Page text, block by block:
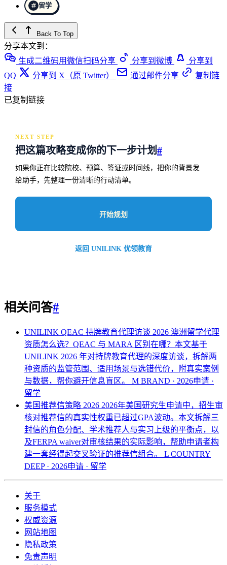
留学
Back To Top
分享本文到：
生成二维码用微信扫码分享
分享到微博
分享到
QQ
分享到 X（原 Twitter） 通过邮件分享
复制链
接
已复制链接
NEXT STEP
把这篇攻略变成你的下一步计划#
如果你正在比较院校、预算、签证或时间线，把你的背景发
给助手，先整理一份清晰的行动清单。
开始规划
返回 UNILINK 优领教育
相关问答#
UNILINK QEAC 持牌教育代理访谈 2026 澳洲留学代理
资质怎么选？QEAC 与 MARA 区别在哪？本文基于
UNILINK 2026 年对持牌教育代理的深度访谈，拆解两
种资质的监管范围、适用场景与选错代价，附真实案例
与数据，帮你避开信息盲区。 M BRAND · 2026申请 ·
留学
美国推荐信策略 2026 2026年美国研究生申请中，招生审
核对推荐信的真实性权重已超过GPA波动。本文拆解三
封信的角色分配、学术推荐人与实习上级的平衡点，以
及FERPA waiver对审核结果的实际影响，帮助申请者构
建一套经得起交叉验证的推荐信组合。 L COUNTRY
DEEP · 2026申请 · 留学
关于
服务模式
权威资源
网站地图
隐私政策
免责声明